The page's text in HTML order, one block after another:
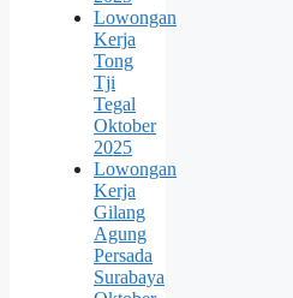
Lowongan
Kerja
Tong
Tji
Tegal
Oktober
2025
Lowongan
Kerja
Gilang
Agung
Persada
Surabaya